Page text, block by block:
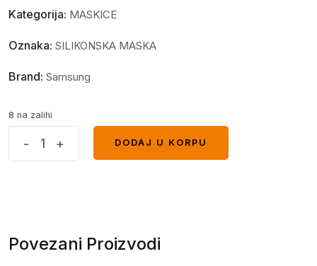
Kategorija: MASKICE
Oznaka: SILIKONSKA MASKA
Brand: Samsung
8 na zalihi
Galaxy
- +
DODAJ U KORPU
Povezani Proizvodi